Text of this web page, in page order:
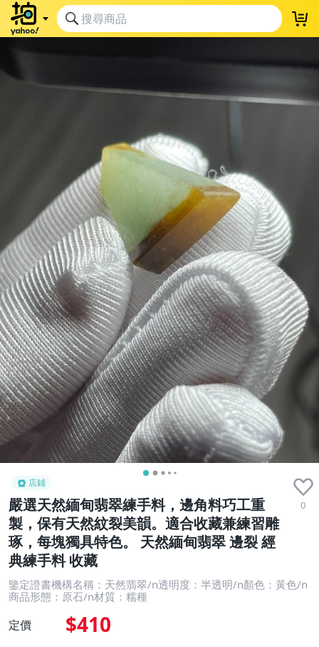
店鋪
嚴選天然緬甸翡翠練手料，邊角料巧工重
製，保有天然紋裂美韻。適合收藏兼練習雕
琢，每塊獨具特色。 天然緬甸翡翠 邊裂 經
典練手料 收藏
0
鑒定證書機構名稱：天然翡翠/n透明度：半透明/n顏色：黃色/n
商品形態：原石/n材質：糯種
定價 $410